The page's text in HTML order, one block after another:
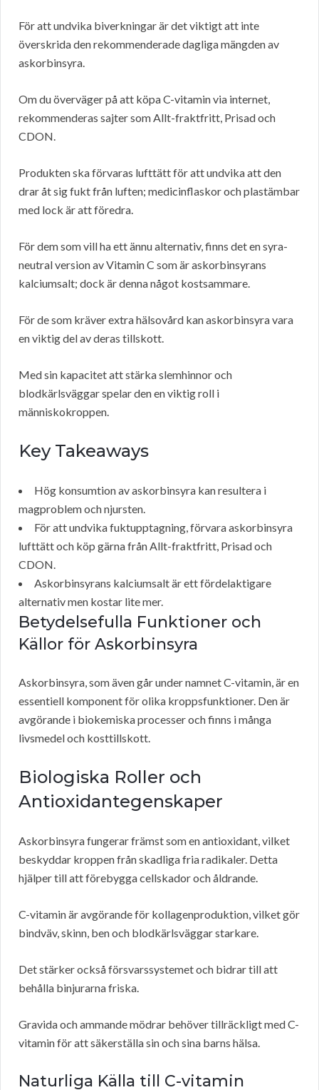
För att undvika biverkningar är det viktigt att inte
överskrida den rekommenderade dagliga mängden av
askorbinsyra.
Om du överväger på att köpa C-vitamin via internet,
rekommenderas sajter som Allt-fraktfritt, Prisad och
CDON.
Produkten ska förvaras lufttätt för att undvika att den
drar åt sig fukt från luften; medicinflaskor och plastämbar
med lock är att föredra.
För dem som vill ha ett ännu alternativ, finns det en syra-
neutral version av Vitamin C som är askorbinsyrans
kalciumsalt; dock är denna något kostsammare.
För de som kräver extra hälsovård kan askorbinsyra vara
en viktig del av deras tillskott.
Med sin kapacitet att stärka slemhinnor och
blodkärlsväggar spelar den en viktig roll i
människokroppen.
Key Takeaways
Hög konsumtion av askorbinsyra kan resultera i
magproblem och njursten.
För att undvika fuktupptagning, förvara askorbinsyra
lufttätt och köp gärna från Allt-fraktfritt, Prisad och
CDON.
Askorbinsyrans kalciumsalt är ett fördelaktigare
alternativ men kostar lite mer.
Betydelsefulla Funktioner och
Källor för Askorbinsyra
Askorbinsyra, som även går under namnet C-vitamin, är en
essentiell komponent för olika kroppsfunktioner. Den är
avgörande i biokemiska processer och finns i många
livsmedel och kosttillskott.
Biologiska Roller och
Antioxidantegenskaper
Askorbinsyra fungerar främst som en antioxidant, vilket
beskyddar kroppen från skadliga fria radikaler. Detta
hjälper till att förebygga cellskador och åldrande.
C-vitamin är avgörande för kollagenproduktion, vilket gör
bindväv, skinn, ben och blodkärlsväggar starkare.
Det stärker också försvarssystemet och bidrar till att
behålla binjurarna friska.
Gravida och ammande mödrar behöver tillräckligt med C-
vitamin för att säkerställa sin och sina barns hälsa.
Naturliga Källa till C-vitamin